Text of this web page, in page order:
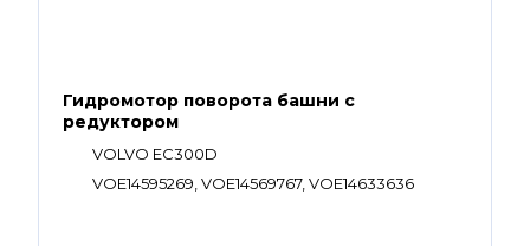
Гидромотор поворота башни с
редуктором
VOLVO EC300D
VOE14595269, VOE14569767, VOE14633636